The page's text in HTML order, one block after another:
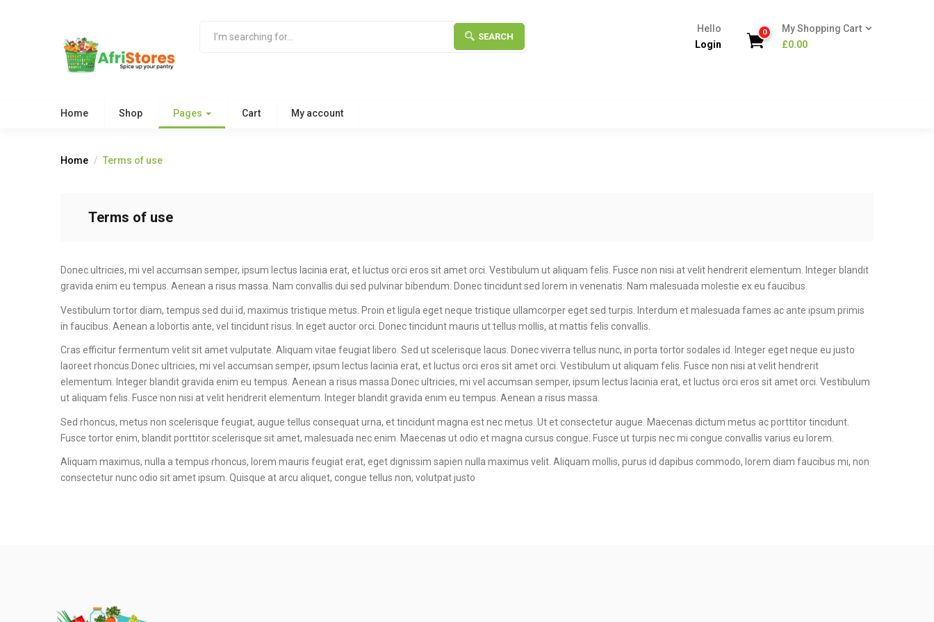
SEARCH
Hello
Login
0
My Shopping Cart
£0.00
Home Shop Pages Cart My account
Home Terms of use
Terms of use
Donec ultricies, mi vel accumsan semper, ipsum lectus lacinia erat, et luctus orci eros sit amet orci. Vestibulum ut aliquam felis. Fusce non nisi at velit hendrerit elementum. Integer blandit
gravida enim eu tempus. Aenean a risus massa. Nam convallis dui sed pulvinar bibendum. Donec tincidunt sed lorem in venenatis. Nam malesuada molestie ex eu faucibus.
Vestibulum tortor diam, tempus sed dui id, maximus tristique metus. Proin et ligula eget neque tristique ullamcorper eget sed turpis. Interdum et malesuada fames ac ante ipsum primis
in faucibus. Aenean a lobortis ante, vel tincidunt risus. In eget auctor orci. Donec tincidunt mauris ut tellus mollis, at mattis felis convallis.
Cras efficitur fermentum velit sit amet vulputate. Aliquam vitae feugiat libero. Sed ut scelerisque lacus. Donec viverra tellus nunc, in porta tortor sodales id. Integer eget neque eu justo
laoreet rhoncus.Donec ultricies, mi vel accumsan semper, ipsum lectus lacinia erat, et luctus orci eros sit amet orci. Vestibulum ut aliquam felis. Fusce non nisi at velit hendrerit
elementum. Integer blandit gravida enim eu tempus. Aenean a risus massa.Donec ultricies, mi vel accumsan semper, ipsum lectus lacinia erat, et luctus orci eros sit amet orci. Vestibulum
ut aliquam felis. Fusce non nisi at velit hendrerit elementum. Integer blandit gravida enim eu tempus. Aenean a risus massa.
Sed rhoncus, metus non scelerisque feugiat, augue tellus consequat urna, et tincidunt magna est nec metus. Ut et consectetur augue. Maecenas dictum metus ac porttitor tincidunt.
Fusce tortor enim, blandit porttitor scelerisque sit amet, malesuada nec enim. Maecenas ut odio et magna cursus congue. Fusce ut turpis nec mi congue convallis varius eu lorem.
Aliquam maximus, nulla a tempus rhoncus, lorem mauris feugiat erat, eget dignissim sapien nulla maximus velit. Aliquam mollis, purus id dapibus commodo, lorem diam faucibus mi, non
consectetur nunc odio sit amet ipsum. Quisque at arcu aliquet, congue tellus non, volutpat justo